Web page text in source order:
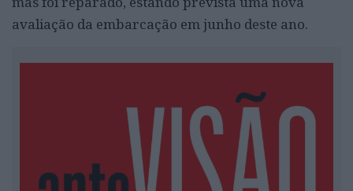
avaliação da embarcação em junho deste ano.